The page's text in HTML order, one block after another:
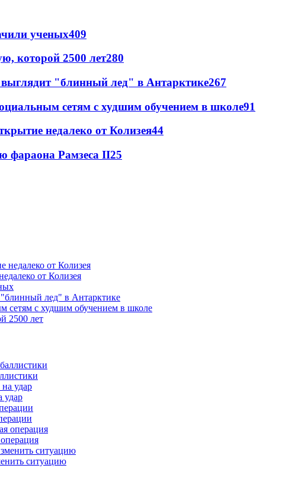
ученых409
которой 2500 лет280
"блинный лед" в Антарктике267
сетям с худшим обучением в школе91
недалеко от Колизея44
фараона Рамзеса II25
от Колизея
"блинный лед" в Антарктике
сетям с худшим обучением в школе
2500 лет
удар
ситуацию